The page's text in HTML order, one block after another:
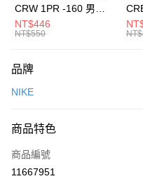
元大商業銀行
台灣樂天信用卡公司
全盈+PAY
AFTEE先享後付
【關於「AFTEE先享後付」】
便利好安心！
３．安心：先確認商品／服務後，
【「AFTEE先享後付」結帳流程】
１．於結帳方式選擇「AFTEE先
運送方式
每筆NT$100，滿NT$1,500(含
宅配
每筆NT$100，滿NT$1,500(含
CRW 1PR -160 男女
中統襪 FZ3393100
NT$446
NT$550
品牌
NIKE
商品特色
商品編號
11667951